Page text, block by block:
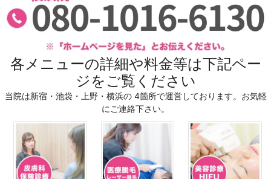
各メニューの詳細や料金等は下記ペー
ジをご覧ください
当院は新宿・池袋・上野・横浜の 4箇所で運営しております。お気軽
にご連絡下さい。